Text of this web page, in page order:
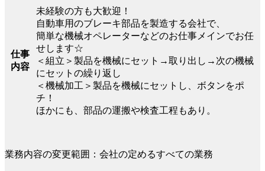
仕事
内容
未経験の方も大歓迎！
自動車用のブレーキ部品を製造する会社で、
簡単な機械オペレーターなどのお仕事メインでお任
せします☆
＜組立＞製品を機械にセット→取り出し→次の機械
にセットの繰り返し
＜機械加工＞製品を機械にセットし、ボタンをポ
チ！
ほかにも、部品の運搬や検査工程もあり。
業務内容の変更範囲：会社の定めるすべての業務